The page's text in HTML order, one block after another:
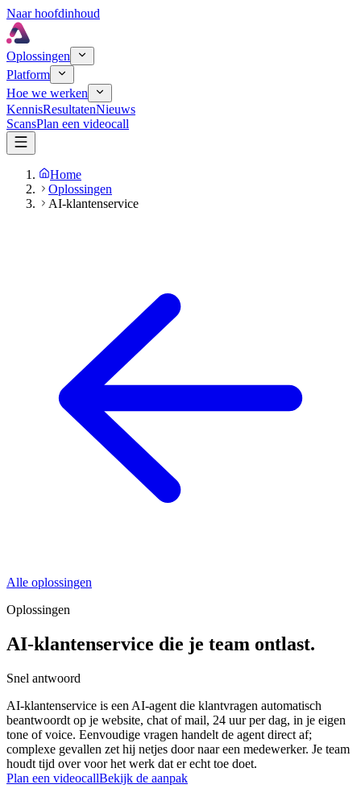
Naar hoofdinhoud
Oplossingen
Platform
Hoe we werken
KennisResultatenNieuws
ScansPlan een videocall
Home
Oplossingen
AI-klantenservice
Alle oplossingen
Oplossingen
AI-klantenservice die je team ontlast.
Snel antwoord
AI-klantenservice is een AI-agent die klantvragen automatisch
beantwoordt op je website, chat of mail, 24 uur per dag, in je eigen
tone of voice. Eenvoudige vragen handelt de agent direct af;
complexe gevallen zet hij netjes door naar een medewerker. Je team
houdt tijd over voor het werk dat er echt toe doet.
Plan een videocallBekijk de aanpak